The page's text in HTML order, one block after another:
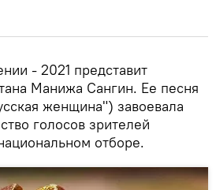
- 2021 представит
Манижа Сангин. Ее песня
женщина") завоевала
голосов зрителей
отборе.